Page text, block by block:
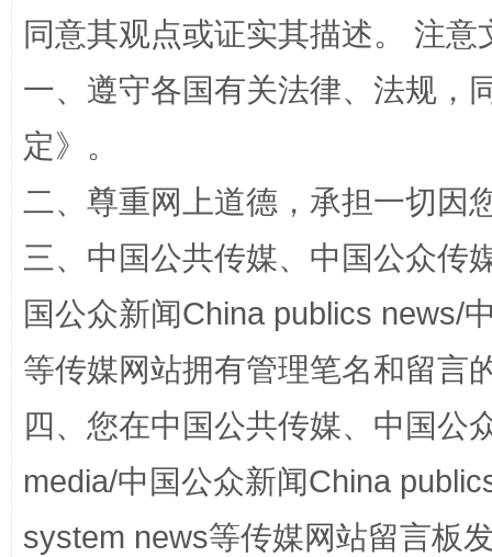
同意其观点或证实其描述。 注
一、遵守各国有关法律、法规，
定》。
二、尊重网上道德，承担一切因
三、中国公共传媒、中国公众传
国公众新闻China publics news/
等传媒网站拥有管理笔名和留言
四、您在中国公共传媒、中国公
media/中国公众新闻China
system news等传媒网站留言板